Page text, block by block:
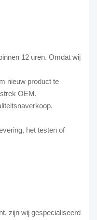
12 uren. Omdat wij
nieuw product te
OEM.
het testen of
zijn wij gespecialiseerd